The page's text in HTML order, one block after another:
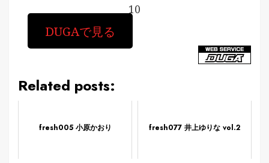
10
DUGAで見る
Related posts:
fresh005 小原かおり fresh077 井上ゆりな vol.2